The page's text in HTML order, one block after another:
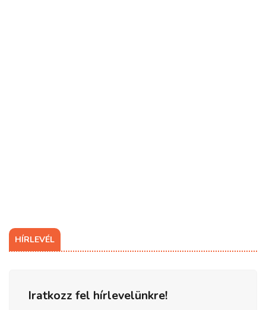
HÍRLEVÉL
Iratkozz fel hírlevelünkre!